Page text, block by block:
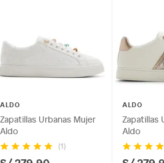
ALDO
Zapatillas Urbanas Mujer
Aldo
(1)
ALDO
Zapatillas
Aldo